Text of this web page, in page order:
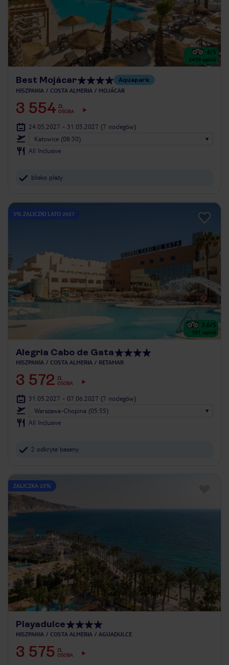
4/5
2479 opinii
Best Mojácar Aquapark
HISZPANIA COSTA ALMERIA MOJÁCAR
3 554 ZŁ
OSOBA
24.05.2027 - 31.05.2027 (7 noclegów)
Katowice (08:30)
All Inclusive
blisko plaży
5% ZALICZKI LATO 2027
3.6/5
781 opinii
Alegria Cabo de Gata
HISZPANIA COSTA ALMERIA RETAMAR
3 572 ZŁ
OSOBA
31.05.2027 - 07.06.2027 (7 noclegów)
Warszawa-Chopina (05:55)
All Inclusive
2 odkryte baseny
ZALICZKA 25%
Playadulce
HISZPANIA COSTA ALMERIA AGUADULCE
3 575 ZŁ
OSOBA